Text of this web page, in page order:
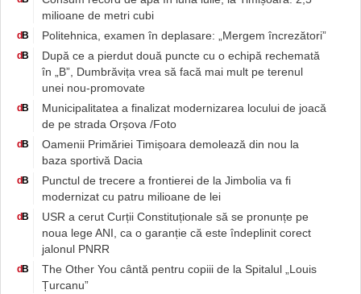
milioane de metri cubi
d B Politehnica, examen în deplasare: „Mergem încrezători”
d B
După ce a pierdut două puncte cu o echipă rechemată
în „B”, Dumbrăvița vrea să facă mai mult pe terenul
unei nou-promovate
d B
Municipalitatea a finalizat modernizarea locului de joacă
de pe strada Orșova /Foto
d B
Oamenii Primăriei Timișoara demolează din nou la
baza sportivă Dacia
d B
Punctul de trecere a frontierei de la Jimbolia va fi
modernizat cu patru milioane de lei
d B
USR a cerut Curții Constituționale să se pronunțe pe
noua lege ANI, ca o garanție că este îndeplinit corect
jalonul PNRR
d B
The Other You cântă pentru copiii de la Spitalul „Louis
Țurcanu”